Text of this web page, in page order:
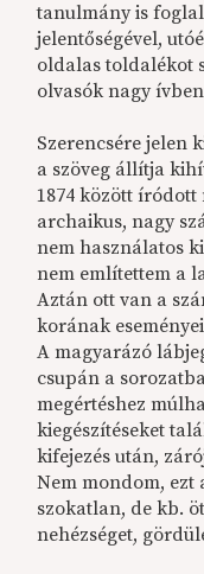
tanulmány is
jelentőségével,
oldalas toldalékot
olvasók nagy
Szerencsére jelen
a szöveg állítja
1874 között íródott
archaikus, nagy
nem használatos
nem említettem a
Aztán ott van a
korának
A magyarázó
csupán a
megértéshez
kiegészítéseket
kifejezés után,
Nem mondom, ezt
szokatlan, de kb.
nehézséget,